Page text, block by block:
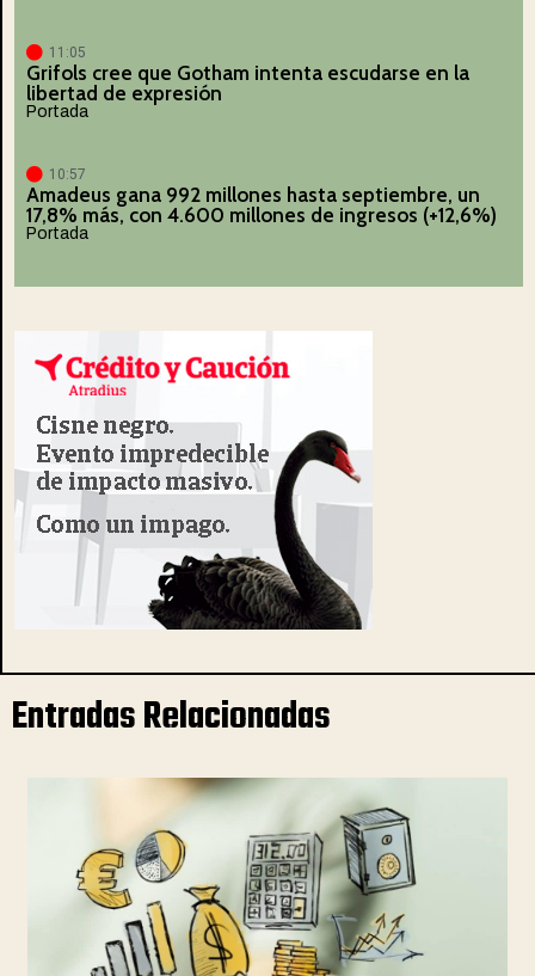
11:05
Grifols cree que Gotham intenta escudarse en la
libertad de expresión
Portada
10:57
Amadeus gana 992 millones hasta septiembre, un
17,8% más, con 4.600 millones de ingresos (+12,6%)
Portada
Entradas Relacionadas